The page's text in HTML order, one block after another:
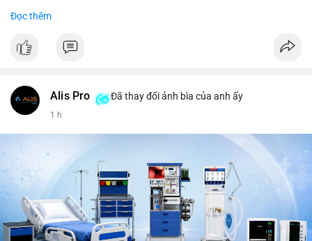
tiêu, vũ khí hạt nhân, đội tuyển Brasil, cúp U20 Châu Á.
UFC 310, Premier League, Champions League, NCAA Football,
MrBeast, Google. Binance Square: nhiều post về lệnh long, lợi
nhuận, $HFT/$SKYAI, $RIVER, $WLD, $ALLO, Top trader 30
💬 DÒNG CHẢY TIN TỨC & TRUYỀN THÔNG: Telegram
CoinTelegraph: Saylor nói Bitcoin không cần rõ ràng, Mỹ cần
rõ ràng; CEX futures volume giảm xuống $4 tỷ trong tháng 7,
thấp nhất từ tháng 12/2023; Prophet Market ra mắt thị trường
dự đoán human vs AI; Trump nói crypto làเรื่อง lớn, người dùng
Đọc thêm
Alis Pro Đã thay đổi ảnh bìa của anh ấy
1 h